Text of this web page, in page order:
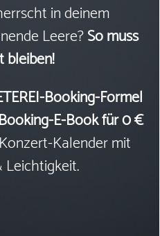
in deinem
Leere?So muss
bleiben!
Booking-Formel
E-Book für 0 €
Kalender mit
Leichtigkeit.